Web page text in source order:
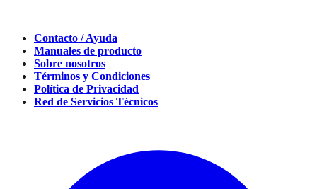
Contacto / Ayuda
Manuales de producto
Sobre nosotros
Términos y Condiciones
Política de Privacidad
Red de Servicios Técnicos